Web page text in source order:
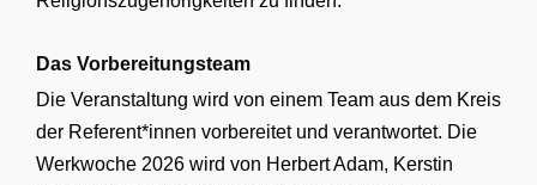
Das Vorbereitungsteam
Die Veranstaltung wird von einem Team aus dem Kreis
der Referent*innen vorbereitet und verantwortet. Die
Werkwoche 2026 wird von Herbert Adam, Kerstin